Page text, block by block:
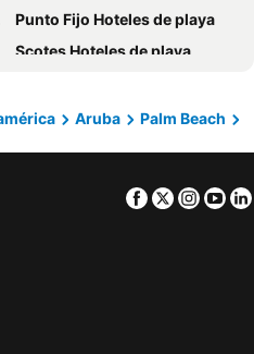
Serene by the Sea
Yoyita Suites Aruba
Aruba's Bakval Suites
Punto Fijo Hoteles de playa
Scotes Hoteles de playa
Aruba
Palm Beach
Facebook
Twitter